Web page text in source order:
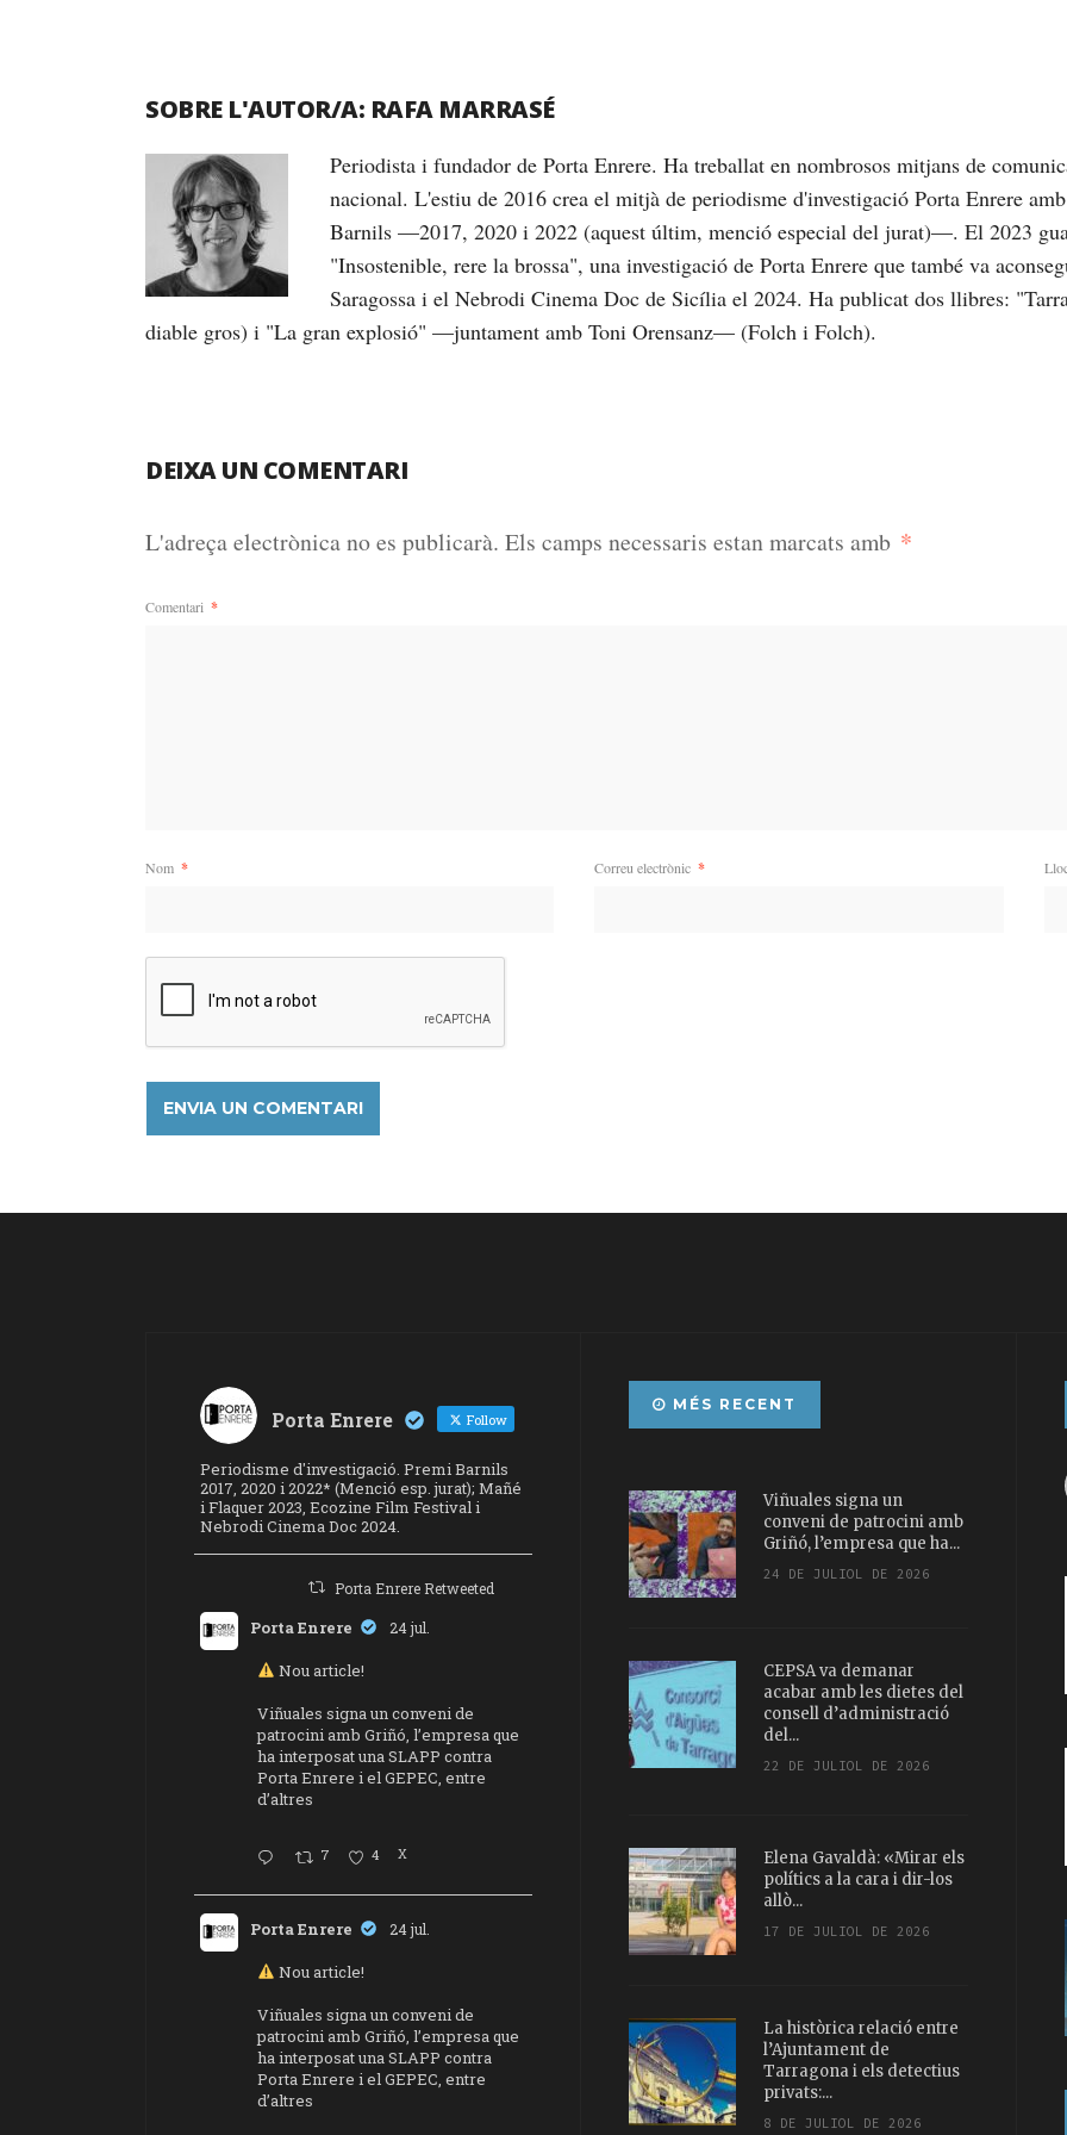
SOBRE L'AUTOR/A: RAFA MARRASÉ
Periodista i fundador de Porta Enrere. Ha treballat en nombrosos mitjans de
nacional. L'estiu de 2016 crea el mitjà de periodisme d'investigació Porta Enrere
Barnils —2017, 2020 i 2022 (aquest últim, menció especial del jurat)—. El 2023
"Insostenible, rere la brossa", una investigació de Porta Enrere que també va
Saragossa i el Nebrodi Cinema Doc de Sicília el 2024. Ha publicat dos llibres:
diable gros) i "La gran explosió" —juntament amb Toni Orensanz— (Folch i Folch).
DEIXA UN COMENTARI
L'adreça electrònica no es publicarà. Els camps necessaris estan marcats amb *
Comentari *
Nom * Correu electrònic *
Porta Enrere Follow
Periodisme d'investigació. Premi Barnils
2017, 2020 i 2022* (Menció esp. jurat); Mañé
i Flaquer 2023, Ecozine Film Festival i
Nebrodi Cinema Doc 2024.
Porta Enrere Retweeted
Porta Enrere 24 jul.
Nou article!
Viñuales signa un conveni de
patrocini amb Griñó, l’empresa que
ha interposat una SLAPP contra
Porta Enrere i el GEPEC, entre
d’altres
7 4 X
Porta Enrere 24 jul.
Nou article!
Viñuales signa un conveni de
patrocini amb Griñó, l’empresa que
ha interposat una SLAPP contra
Porta Enrere i el GEPEC, entre
d’altres
MÉS RECENT
Viñuales signa un
conveni de patrocini amb
Griñó, l’empresa que ha...
24 DE JULIOL DE 2026
CEPSA va demanar
acabar amb les dietes del
consell d’administració
del...
22 DE JULIOL DE 2026
Elena Gavaldà: «Mirar els
polítics a la cara i dir-los
allò...
17 DE JULIOL DE 2026
La històrica relació entre
l’Ajuntament de
Tarragona i els detectius
privats:...
8 DE JULIOL DE 2026